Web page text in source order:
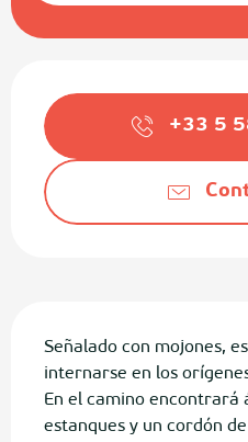
+33 5
Señalado con mojones,
internarse en los
En el camino encontrará
estanques y un cordón